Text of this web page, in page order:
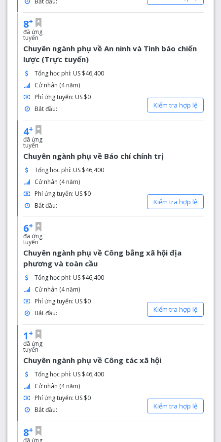
ngoài lớp học.
8+
đã ứng
tuyển
Chuyên ngành phụ về An ninh và Tình báo chiến
lược (Trực tuyến)
Tổng học phí: US $46,400
Cử nhân (4 năm)
Phí ứng tuyển: US $0
Bắt đầu:
Kiểm tra hợp lệ
4+
đã ứng
tuyển
Chuyên ngành phụ về Báo chí chính trị
Tổng học phí: US $46,400
Cử nhân (4 năm)
Phí ứng tuyển: US $0
Bắt đầu:
Kiểm tra hợp lệ
6+
đã ứng
tuyển
Chuyên ngành phụ về Công bằng xã hội địa
phương và toàn cầu
Tổng học phí: US $46,400
Cử nhân (4 năm)
Phí ứng tuyển: US $0
Bắt đầu:
Kiểm tra hợp lệ
1 +
đã ứng
tuyển
Chuyên ngành phụ về Công tác xã hội
Tổng học phí: US $46,400
Cử nhân (4 năm)
Phí ứng tuyển: US $0
Bắt đầu:
Kiểm tra hợp lệ
8+
đã ứng